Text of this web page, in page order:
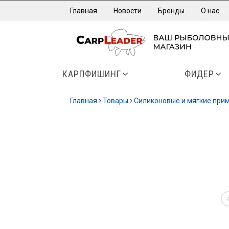
Главная Новости Бренды О нас
КАРПФИШИНГ ФИДЕР
Главная Товары Силиконовые и мягкие